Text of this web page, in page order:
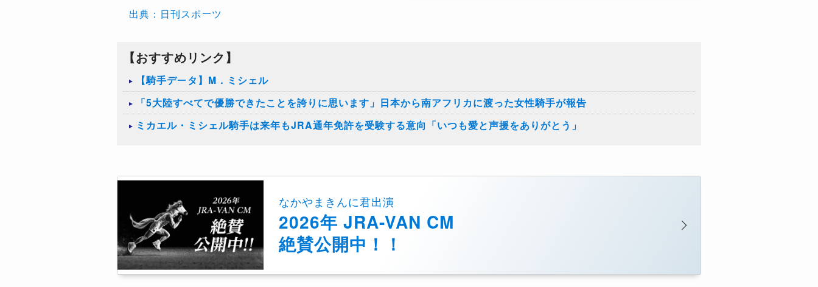
出典：日刊スポーツ
【おすすめリンク】
【騎手データ】M．ミシェル
「5大陸すべてで優勝できたことを誇りに思います」日本から南アフリカに渡った女性騎手が報告
ミカエル・ミシェル騎手は来年もJRA通年免許を受験する意向「いつも愛と声援をありがとう」
なかやまきんに君出演
2026年 JRA-VAN CM
絶賛公開中！！